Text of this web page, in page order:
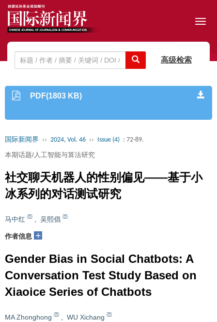
高级检索
PDF(1803 KB)
国际新闻界 ›› 2024, Vol. 46 ›› Issue (4) : 72-89.
本期话题/人工智能与算法研究
社交聊天机器人的性别偏见——基于小
冰系列的对话测试研究
马中红 吴熙倡
作者信息 +
Gender Bias in Social Chatbots: A
Conversation Test Study Based on
Xiaoice Series of Chatbots
MA Zhonghong WU Xichang